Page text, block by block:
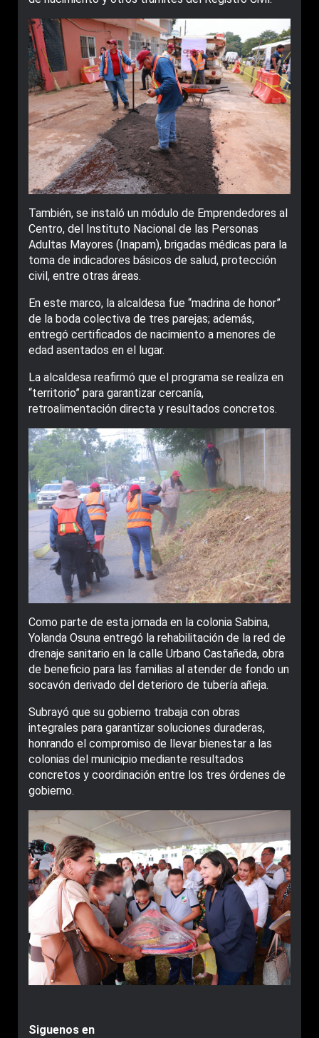
También, se instaló un módulo de Emprendedores al
Centro, del Instituto Nacional de las Personas
Adultas Mayores (Inapam), brigadas médicas para la
toma de indicadores básicos de salud, protección
civil, entre otras áreas.
En este marco, la alcaldesa fue “madrina de honor”
de la boda colectiva de tres parejas; además,
entregó certificados de nacimiento a menores de
edad asentados en el lugar.
La alcaldesa reafirmó que el programa se realiza en
“territorio” para garantizar cercanía,
retroalimentación directa y resultados concretos.
Como parte de esta jornada en la colonia Sabina,
Yolanda Osuna entregó la rehabilitación de la red de
drenaje sanitario en la calle Urbano Castañeda, obra
de beneficio para las familias al atender de fondo un
socavón derivado del deterioro de tubería añeja.
Subrayó que su gobierno trabaja con obras
integrales para garantizar soluciones duraderas,
honrando el compromiso de llevar bienestar a las
colonias del municipio mediante resultados
concretos y coordinación entre los tres órdenes de
gobierno.
Siguenos en